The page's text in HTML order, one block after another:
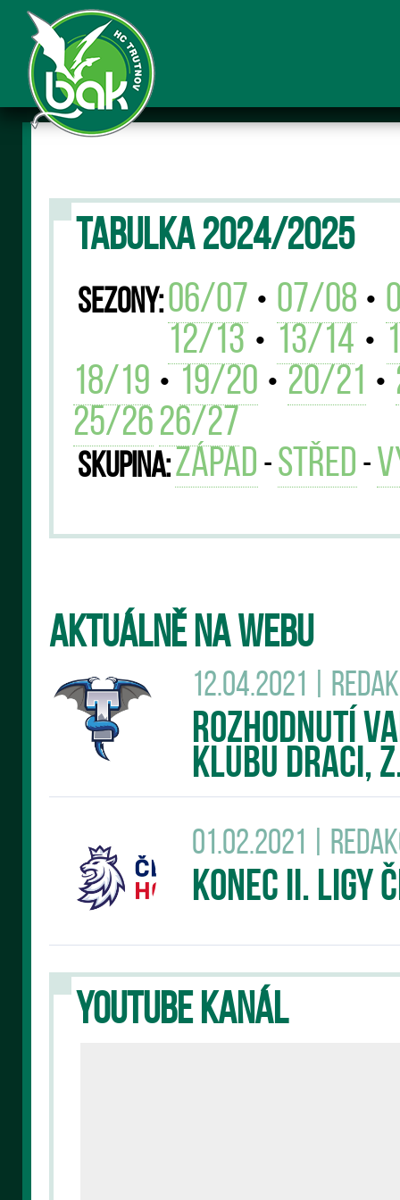
TABULKA 2024/2025
Sezony:06/07 • 07/08 •
12/13 • 13/14 •
18/19 • 19/20 • 20/21 •
25/2626/27
Skupina:západ - střed -
AKTUÁLNĚ NA WEBU
12.04.2021 |
Rozhodnutí
klubu DRACI,
01.02.2021 |
Konec II. Ligy
YOUTUBE KANÁL